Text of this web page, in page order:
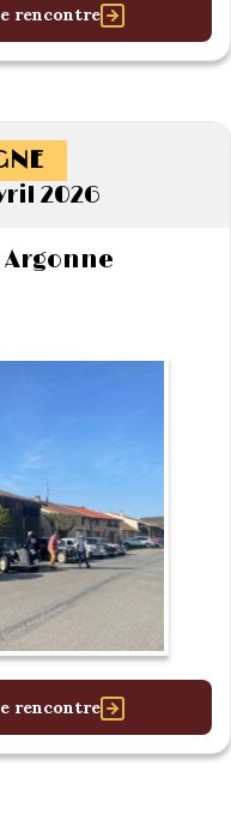
rencontre
2026
Argonne
rencontre